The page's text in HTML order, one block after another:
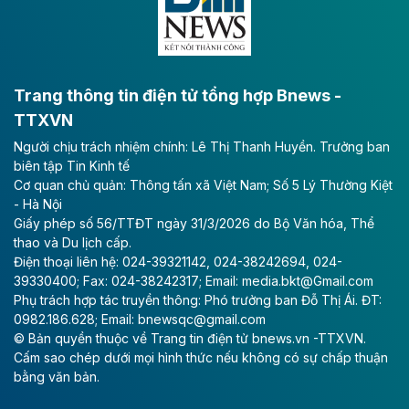
Long Thành
Tổng công ty Cảng hàng không Việt Nam - CTCP
(ACV) vừa lập kỷ lục mới về lợi nhuận trong quý
II/2026.
Theo baodautu.vn
Vinaconex lập đỉnh doanh thu
Tổng CTCP Xuất nhập khẩu và Xây dựng Việt Nam
(Vinaconex) đã khép lại nửa đầu năm với doanh thu
thuần gần 7.268 tỷ đồng, tăng 4% so với cùng kỳ và
cũng là mức cao nhất lịch sử hoạt động của doanh
nghiệp.
Trang thông tin điện tử tổng hợp Bnews -
TTXVN
Người chịu trách nhiệm chính: Lê Thị Thanh Huyền. Trưởng ban
biên tập Tin Kinh tế
Cơ quan chủ quản: Thông tấn xã Việt Nam; Số 5 Lý Thường Kiệt
- Hà Nội
Giấy phép số 56/TTĐT ngày 31/3/2026 do Bộ Văn hóa, Thể
thao và Du lịch cấp.
Điện thoại liên hệ: 024-39321142, 024-38242694, 024-
39330400; Fax: 024-38242317; Email: media.bkt@Gmail.com
Phụ trách hợp tác truyền thông: Phó trưởng ban Đỗ Thị Ái. ĐT:
0982.186.628; Email: bnewsqc@gmail.com
© Bản quyền thuộc về Trang tin điện tử bnews.vn -TTXVN.
Cấm sao chép dưới mọi hình thức nếu không có sự chấp thuận
bằng văn bản.